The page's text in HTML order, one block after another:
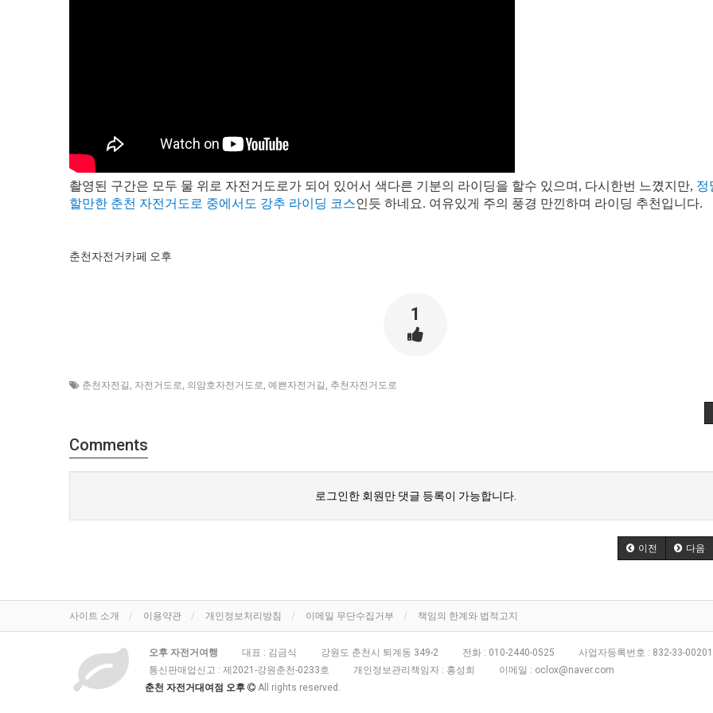
촬영된 구간은 모두 물 위로 자전거도로가 되어 있어서 색다른 기분의 라이딩을 할수 있으며, 다시한번 느꼈지만, 정
할만한 춘천 자전거도로 중에서도 강추 라이딩 코스인듯 하네요. 여유있게 주의 풍경 만낀하며 라이딩 추천입니다.
춘천자전거카페 오후
1
춘천자전길 자전거도로 의암호자전거도로 예쁜자전거길 추천자전거도로
Comments
로그인한 회원만 댓글 등록이 가능합니다.
이전 다음
사이트 소개 이용약관 개인정보처리방침 이메일 무단수집거부 책임의 한계와 법적고지
오후 자전거여행 대표 : 김금식 강원도 춘천시 퇴계동 349-2 전화 : 010-2440-0525 사업자등록번호 : 832-33-00201
통신판매업신고 : 제2021-강원춘천-0233호 개인정보관리책임자 : 홍성희 이메일 : oclox@naver.com
춘천 자전거대여점 오후
All rights reserved.